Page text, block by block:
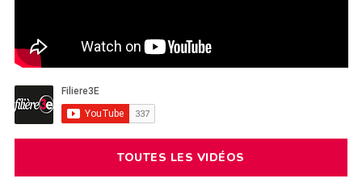
TOUTES LES VIDÉOS